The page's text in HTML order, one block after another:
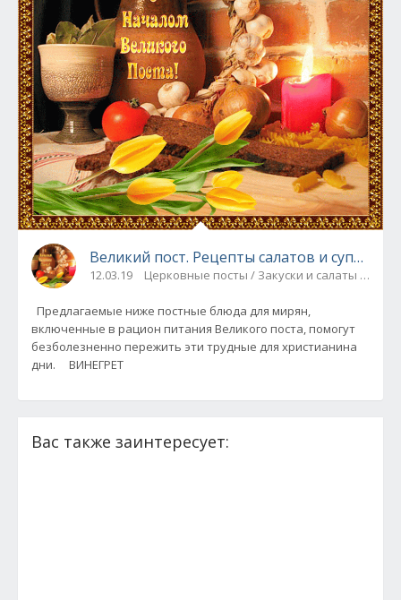
Великий пост. Рецепты салатов и супов
12.03.19 Церковные посты / Закуски и салаты / Супы
Предлагаемые ниже постные блюда для мирян,
включенные в рацион питания Великого поста, помогут
безболезненно пережить эти трудные для христианина
дни. ВИНЕГРЕТ
Вас также заинтересует: